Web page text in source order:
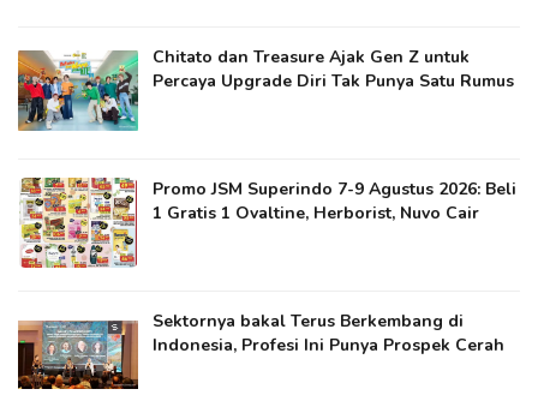
Chitato dan Treasure Ajak Gen Z untuk
Percaya Upgrade Diri Tak Punya Satu Rumus
Promo JSM Superindo 7-9 Agustus 2026: Beli
1 Gratis 1 Ovaltine, Herborist, Nuvo Cair
Sektornya bakal Terus Berkembang di
Indonesia, Profesi Ini Punya Prospek Cerah